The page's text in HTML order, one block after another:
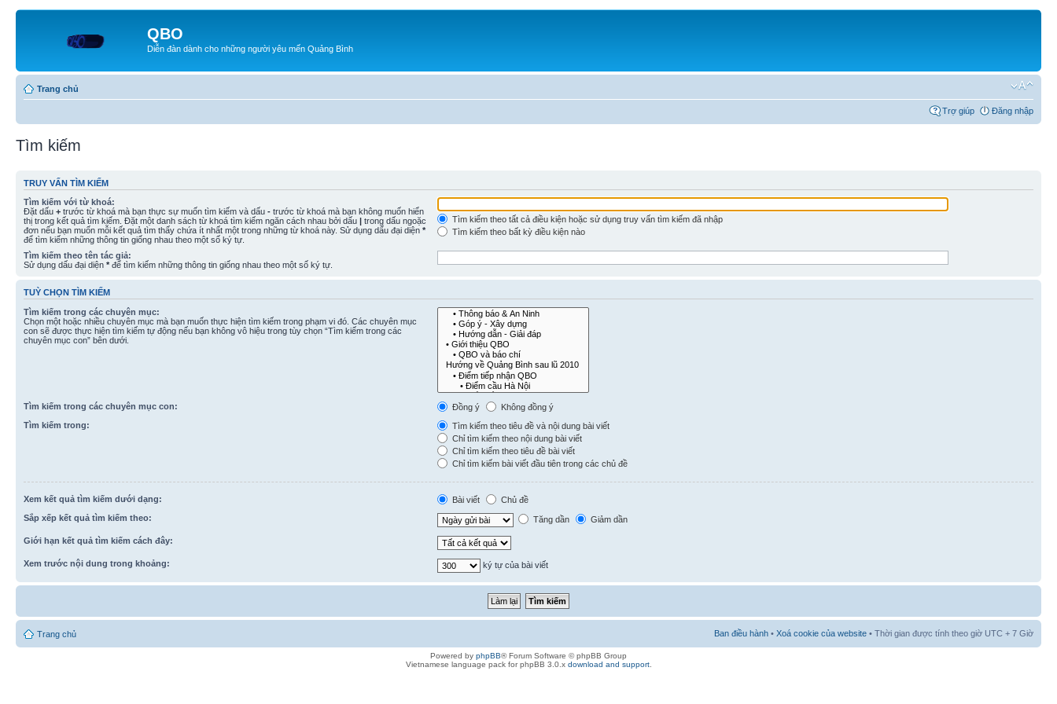
QBO
Diễn đàn dành cho những người yêu mến Quảng Bình
Trang chủ
Trợ giúp Đăng nhập
Tìm kiếm
TRUY VẤN TÌM KIẾM
Tìm kiếm với từ khoá:
Đặt dấu + trước từ khoá mà bạn thực sự muốn tìm kiếm và dấu - trước từ khoá mà bạn không muốn hiển
thị trong kết quả tìm kiếm. Đặt một danh sách từ khoá tìm kiếm ngăn cách nhau bởi dấu | trong dấu ngoặc
đơn nếu bạn muốn mỗi kết quả tìm thấy chứa ít nhất một trong những từ khoá này. Sử dụng dấu đại diện *
để tìm kiếm những thông tin giống nhau theo một số ký tự.
Tìm kiếm theo tất cả điều kiện hoặc sử dụng truy vấn tìm kiếm đã nhập
Tìm kiếm theo bất kỳ điều kiện nào
Tìm kiếm theo tên tác giả:
Sử dụng dấu đại diện * để tìm kiếm những thông tin giống nhau theo một số ký tự.
TUỲ CHỌN TÌM KIẾM
Tìm kiếm trong các chuyên mục:
Chọn một hoặc nhiều chuyên mục mà bạn muốn thực hiện tìm kiếm trong phạm vi đó. Các chuyên mục
con sẽ được thực hiện tìm kiếm tự động nếu bạn không vô hiệu trong tùy chọn “Tìm kiếm trong các
chuyên mục con” bên dưới.
Tìm kiếm trong các chuyên mục con: Đồng ý
Không đồng ý
Tìm kiếm trong:
Tìm kiếm theo tiêu đề và nội dung bài viết
Chỉ tìm kiếm theo nội dung bài viết
Chỉ tìm kiếm theo tiêu đề bài viết
Chỉ tìm kiếm bài viết đầu tiên trong các chủ đề
Xem kết quả tìm kiếm dưới dạng: Bài viết
Chủ đề
Sắp xếp kết quả tìm kiếm theo:
Tăng dần Giảm dần
Giới hạn kết quả tìm kiếm cách đây:
Xem trước nội dung trong khoảng: ký tự của bài viết
Trang chủ Ban điều hành • Xoá cookie của website • Thời gian được tính theo giờ UTC + 7 Giờ
Powered by phpBB® Forum Software © phpBB Group
Vietnamese language pack for phpBB 3.0.x download and support.